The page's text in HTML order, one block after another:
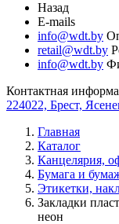
Назад
E-mails
info@wdt.by
retail@wdt.by
info@wdt.by
Контактная
224022, Брест,
Главная
Каталог
Канцелярия,
Бумага и
Этикетки,
Закладки
неон